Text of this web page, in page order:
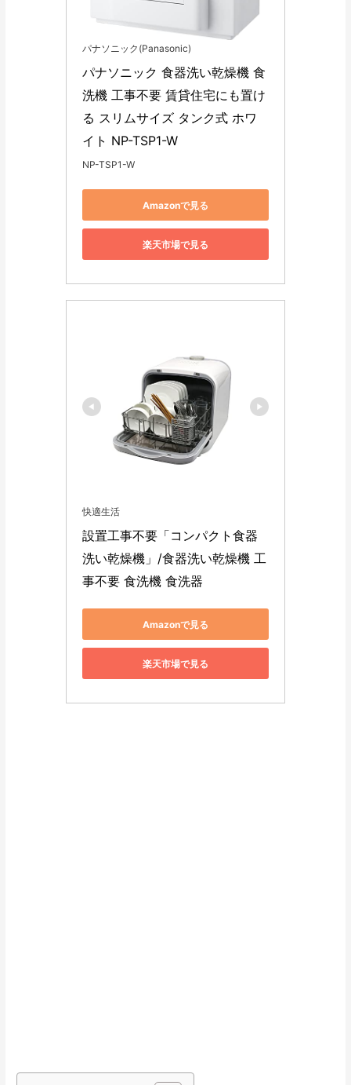
パナソニック(Panasonic)
パナソニック 食器洗い乾燥機 食
洗機 工事不要 賃貸住宅にも置け
る スリムサイズ タンク式 ホワ
イト NP-TSP1-W
NP-TSP1-W
Amazonで見る
楽天市場で見る
快適生活
設置工事不要「コンパクト食器
洗い乾燥機」/食器洗い乾燥機 工
事不要 食洗機 食洗器
Amazonで見る
楽天市場で見る